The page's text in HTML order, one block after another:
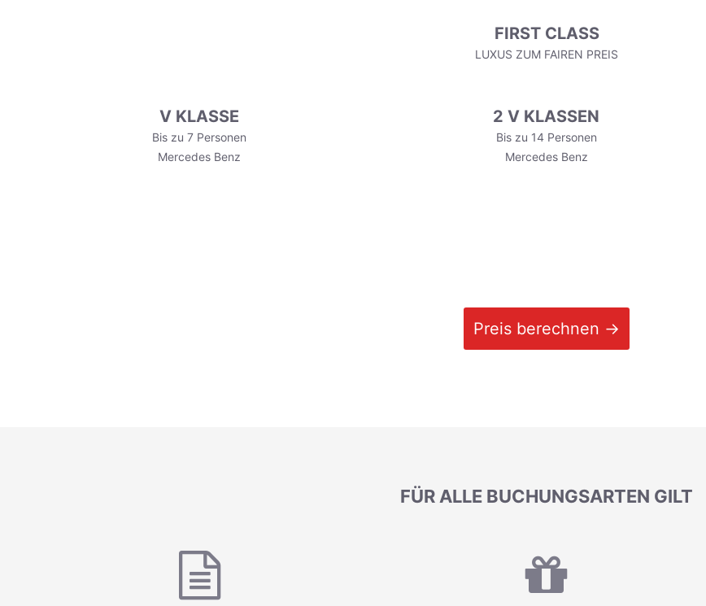
FIRST CLASS
LUXUS ZUM FAIREN PREIS
V KLASSE
Bis zu 7 Personen
Mercedes Benz
2 V KLASSEN
Bis zu 14 Personen
Mercedes Benz
Preis berechnen →
FÜR ALLE BUCHUNGSARTEN GILT